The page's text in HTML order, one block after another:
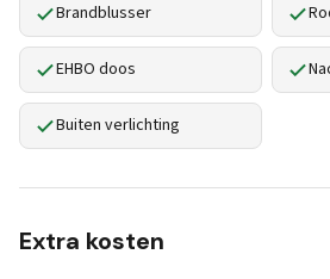
Brandblusser
EHBO doos
Buiten verlichting
Extra kosten